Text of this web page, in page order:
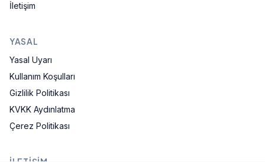
İletişim
YASAL
Yasal Uyarı
Kullanım Koşulları
Gizlilik Politikası
KVKK Aydınlatma
Çerez Politikası